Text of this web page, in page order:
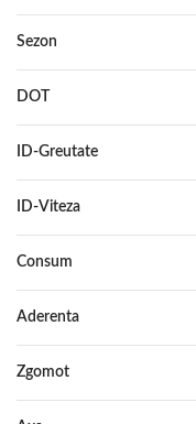
Sezon
DOT
ID-Greutate
ID-Viteza
Consum
Aderenta
Zgomot